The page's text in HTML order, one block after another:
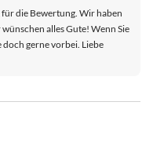
die Bewertung. Wir haben
alles Gute! Wenn Sie
doch gerne vorbei. Liebe